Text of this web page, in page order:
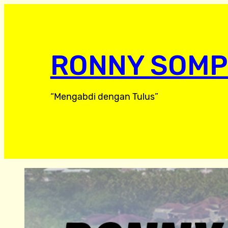
RONNY
“Mengabdi dengan Tulus”